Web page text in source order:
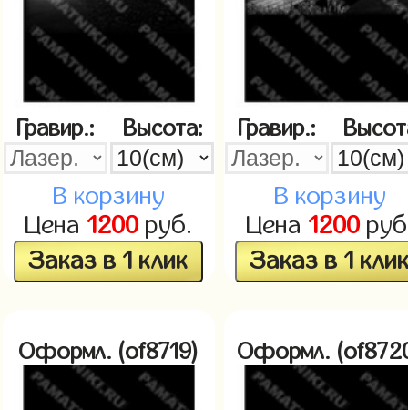
Гравир.: Высота:
В корзину
Цена 1200руб.
Заказ в 1 клик
Гравир.:
В корзину
Цена 1200
Заказ в 1
Оформл. (of8719) Оформл.